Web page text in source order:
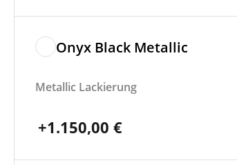
Onyx Black Metallic
Metallic Lackierung
+1.150,00 €